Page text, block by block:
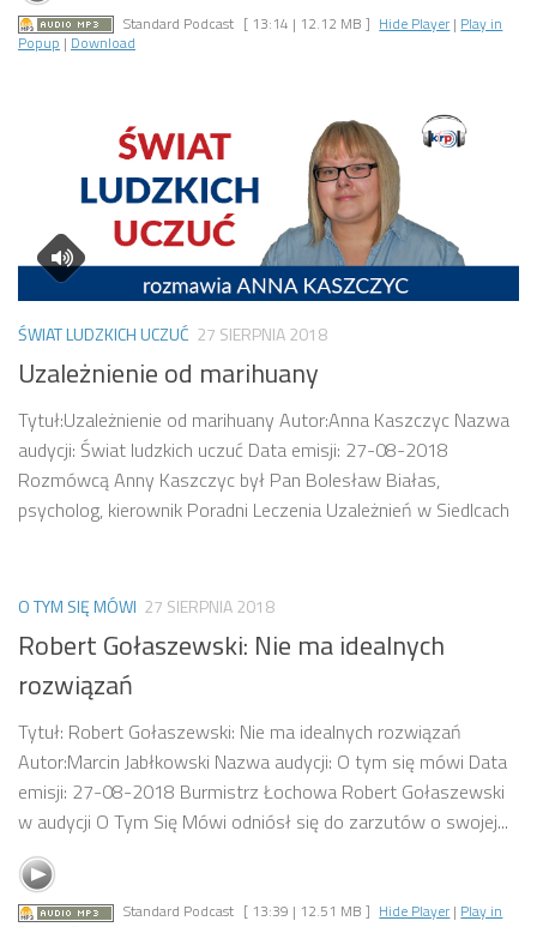
Standard Podcast [ 13:14 | 12.12 MB ] Hide Player | Play in
Popup | Download
ŚWIAT LUDZKICH UCZUĆ 27 SIERPNIA 2018
Uzależnienie od marihuany
Tytuł:Uzależnienie od marihuany Autor:Anna Kaszczyc Nazwa
audycji: Świat ludzkich uczuć Data emisji: 27-08-2018
Rozmówcą Anny Kaszczyc był Pan Bolesław Białas,
psycholog, kierownik Poradni Leczenia Uzależnień w Siedlcach
O TYM SIĘ MÓWI 27 SIERPNIA 2018
Robert Gołaszewski: Nie ma idealnych
rozwiązań
Tytuł: Robert Gołaszewski: Nie ma idealnych rozwiązań
Autor:Marcin Jabłkowski Nazwa audycji: O tym się mówi Data
emisji: 27-08-2018 Burmistrz Łochowa Robert Gołaszewski
w audycji O Tym Się Mówi odniósł się do zarzutów o swojej...
Standard Podcast [ 13:39 | 12.51 MB ] Hide Player | Play in